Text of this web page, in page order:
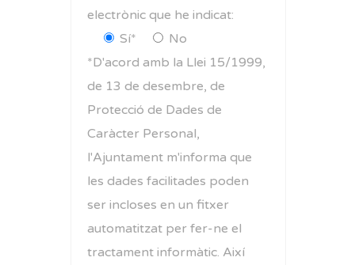
electrònic que he indicat:
Sí*
No
*D'acord amb la Llei 15/1999,
de 13 de desembre, de
Protecció de Dades de
Caràcter Personal,
l'Ajuntament m'informa que
les dades facilitades poden
ser incloses en un fitxer
automatitzat per fer-ne el
tractament informàtic. Així